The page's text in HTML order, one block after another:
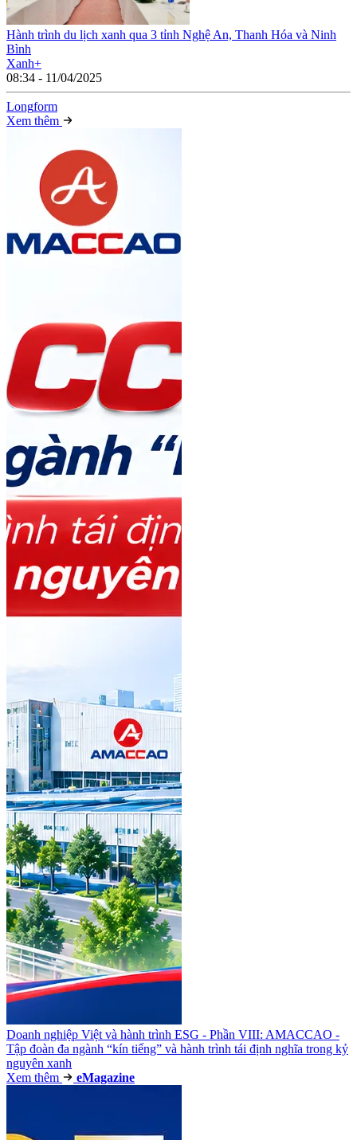
Hành trình du lịch xanh qua 3 tỉnh Nghệ An, Thanh Hóa và Ninh
Bình
Xanh+
08:34 - 11/04/2025
Longform
Xem thêm
Doanh nghiệp Việt và hành trình ESG - Phần VIII: AMACCAO -
Tập đoàn đa ngành “kín tiếng” và hành trình tái định nghĩa trong kỷ
nguyên xanh
Xem thêm
eMagazine